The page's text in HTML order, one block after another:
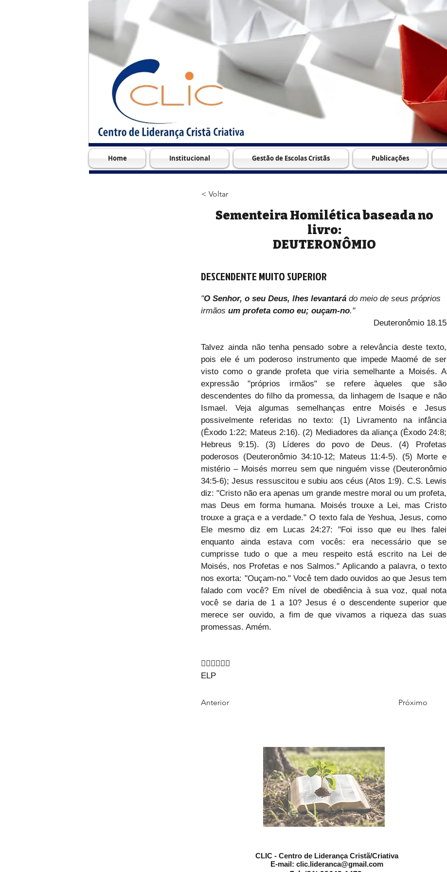
Home Institucional Gestão de Escolas Cristãs Publicações
< Voltar
Sementeira Homilética baseada no
livro:
DEUTERONÔMIO
DESCENDENTE MUITO SUPERIOR
"O Senhor, o seu Deus, lhes levantará do meio de seus próprios
irmãos um profeta como eu; ouçam-no."
Deuteronômio 18.15
Talvez ainda não tenha pensado sobre a relevância deste texto,
pois ele é um poderoso instrumento que impede Maomé de ser
visto como o grande profeta que viria semelhante a Moisés. A
expressão "próprios irmãos" se refere àqueles que são
descendentes do filho da promessa, da linhagem de Isaque e não
Ismael. Veja algumas semelhanças entre Moisés e Jesus
possivelmente referidas no texto: (1) Livramento na infância
(Êxodo 1:22; Mateus 2:16). (2) Mediadores da aliança (Êxodo 24:8;
Hebreus 9:15). (3) Líderes do povo de Deus. (4) Profetas
poderosos (Deuteronômio 34:10-12; Mateus 11:4-5). (5) Morte e
mistério – Moisés morreu sem que ninguém visse (Deuteronômio
34:5-6); Jesus ressuscitou e subiu aos céus (Atos 1:9). C.S. Lewis
diz: "Cristo não era apenas um grande mestre moral ou um profeta,
mas Deus em forma humana. Moisés trouxe a Lei, mas Cristo
trouxe a graça e a verdade." O texto fala de Yeshua, Jesus, como
Ele mesmo diz em Lucas 24:27: "Foi isso que eu lhes falei
enquanto ainda estava com vocês: era necessário que se
cumprisse tudo o que a meu respeito está escrito na Lei de
Moisés, nos Profetas e nos Salmos." Aplicando a palavra, o texto
nos exorta: "Ouçam-no." Você tem dado ouvidos ao que Jesus tem
falado com você? Em nível de obediência à sua voz, qual nota
você se daria de 1 a 10? Jesus é o descendente superior que
merece ser ouvido, a fim de que vivamos a riqueza das suas
promessas. Amém.
🙇‍♂🙇‍♂🙇‍♂
ELP
Anterior Próximo
CLIC - Centro de Liderança Cristã/Criativa
E-mail: clic.lideranca@gmail.com